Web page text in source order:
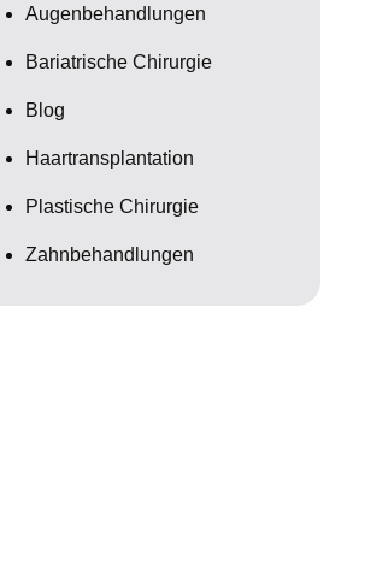
Augenbehandlungen
Bariatrische Chirurgie
Blog
Haartransplantation
Plastische Chirurgie
Zahnbehandlungen